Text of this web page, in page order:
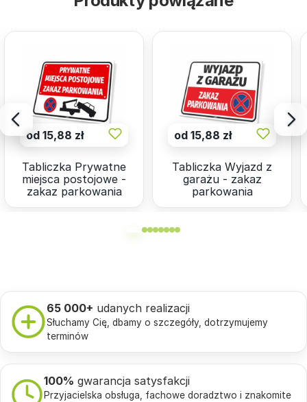
od 15,88 zł
Tabliczka Prywatne
miejsca postojowe -
zakaz parkowania
od 15,88 zł
Tabliczka Wyjazd z
garażu - zakaz
parkowania
65 000+ udanych realizacji
Słuchamy Cię, dbamy o szczegóły, dotrzymujemy
terminów
100% gwarancja satysfakcji
Przyjacielska obsługa, fachowe doradztwo i znakomite